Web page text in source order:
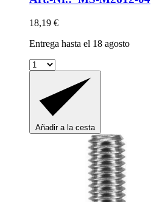
18,19 €
Entrega hasta el 18 agosto
Añadir a la cesta